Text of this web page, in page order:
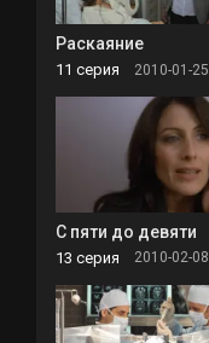
Раскаяние
11 серия 2010-01-25
С пяти до девяти
13 серия 2010-02-08